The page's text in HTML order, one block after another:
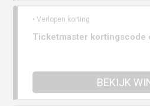
• Verlopen korting
Ticketmaster kortingscode
BEKIJK